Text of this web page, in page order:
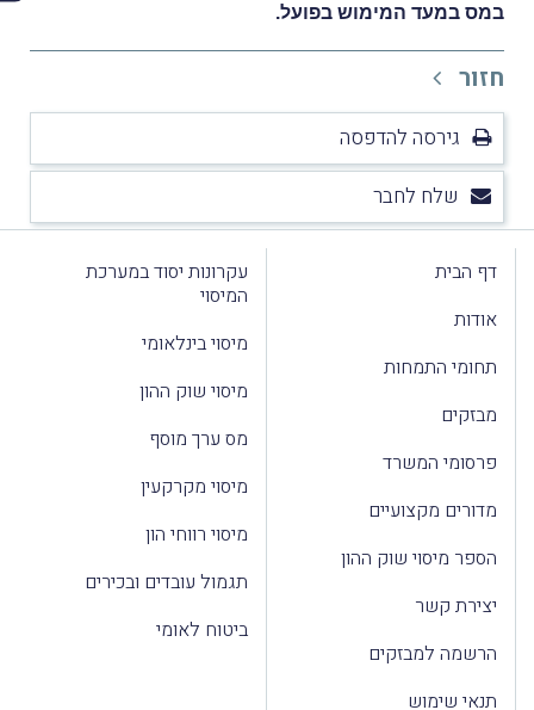
במס במעד המימוש בפועל.
חזור
גירסה להדפסה
שלח לחבר
דף הבית
אודות
תחומי התמחות
מבזקים
פרסומי המשרד
מדורים מקצועיים
הספר מיסוי שוק ההון
יצירת קשר
הרשמה למבזקים
תנאי שימוש
עקרונות יסוד במערכת
המיסוי
מיסוי בינלאומי
מיסוי שוק ההון
מס ערך מוסף
מיסוי מקרקעין
מיסוי רווחי הון
תגמול עובדים ובכירים
ביטוח לאומי